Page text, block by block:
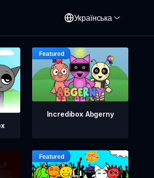
Українська
Incredibox Abgerny